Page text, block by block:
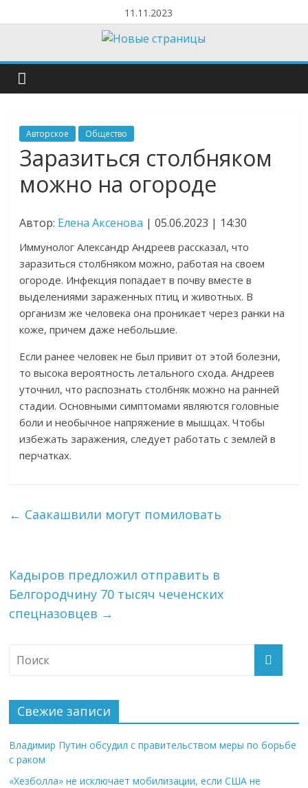
11.11.2023
Авторское Общество
Заразиться столбняком
можно на огороде
Автор: Елена Аксенова | 05.06.2023 | 14:30
Иммунолог Александр Андреев рассказал, что
заразиться столбняком можно, работая на своем
огороде. Инфекция попадает в почву вместе в
выделениями зараженных птиц и животных. В
организм же человека она проникает через ранки на
коже, причем даже небольшие.
Если ранее человек не был привит от этой болезни,
то высока вероятность летального схода. Андреев
уточнил, что распознать столбняк можно на ранней
стадии. Основными симптомами являются головные
боли и необычное напряжение в мышцах. Чтобы
избежать заражения, следует работать с землей в
перчатках.
← Саакашвили могут помиловать
Кадыров предложил отправить в
Белгородчину 70 тысяч чеченских
спецназовцев →
Свежие записи
Владимир Путин обсудил с правительством меры по борьбе
с раком
«Хезболла» не исключает мобилизации, если США не